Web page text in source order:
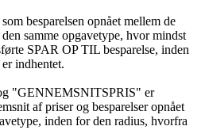
besparelsen opnået mellem de
samme opgavetype, hvor mindst
SPAR OP TIL besparelse, inden
indhentet.
"GENNEMSNITSPRIS" er
af priser og besparelser opnået
inden for den radius, hvorfra